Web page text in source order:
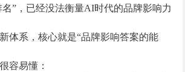
名”，已经没法衡量AI时代的品牌影响力
体系，核心就是“品牌影响答案的能
容易懂：